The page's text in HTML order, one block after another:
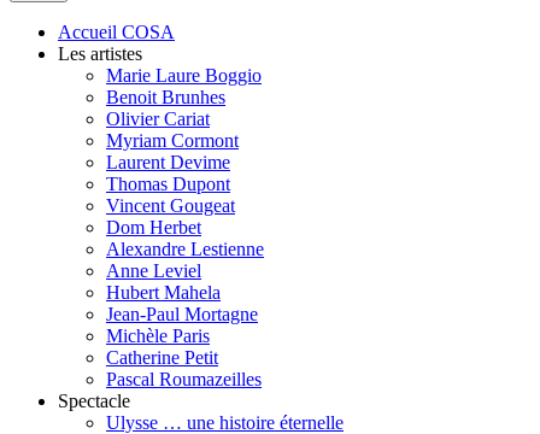
Accueil COSA
Les artistes
Marie Laure Boggio
Benoit Brunhes
Olivier Cariat
Myriam Cormont
Laurent Devime
Thomas Dupont
Vincent Gougeat
Dom Herbet
Alexandre Lestienne
Anne Leviel
Hubert Mahela
Jean-Paul Mortagne
Michèle Paris
Catherine Petit
Pascal Roumazeilles
Spectacle
Ulysse … une histoire éternelle